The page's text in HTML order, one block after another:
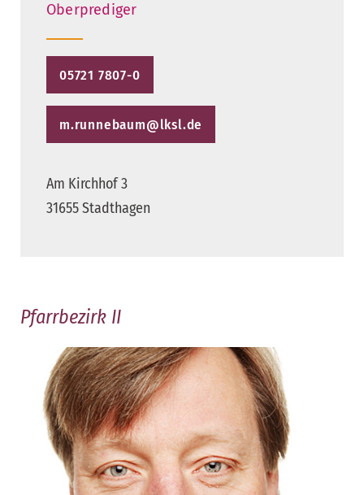
Oberprediger
05721 7807-0
m.runnebaum@lksl.de
Am Kirchhof 3
31655 Stadthagen
Pfarrbezirk II